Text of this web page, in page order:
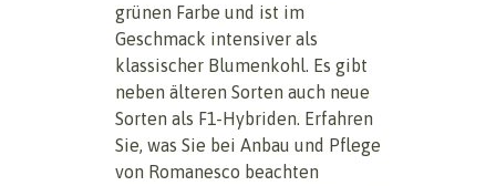
grünen Farbe und ist im
Geschmack intensiver als
klassischer Blumenkohl. Es gibt
neben älteren Sorten auch neue
Sorten als F1-Hybriden. Erfahren
Sie, was Sie bei Anbau und Pflege
von Romanesco beachten